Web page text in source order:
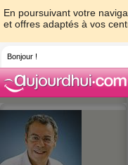
En poursuivant votre
et offres adaptés à vos
Bonjour !